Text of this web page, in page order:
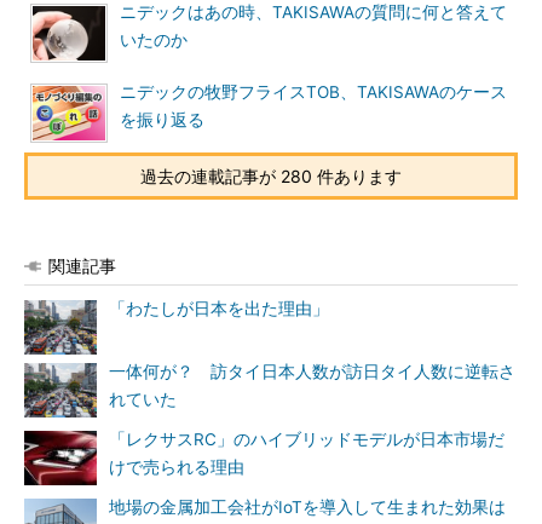
ニデックはあの時、TAKISAWAの質問に何と答えて
いたのか
ニデックの牧野フライスTOB、TAKISAWAのケース
を振り返る
過去の連載記事が 280 件あります
関連記事
「わたしが日本を出た理由」
一体何が？ 訪タイ日本人数が訪日タイ人数に逆転さ
れていた
「レクサスRC」のハイブリッドモデルが日本市場だ
けで売られる理由
地場の金属加工会社がIoTを導入して生まれた効果は